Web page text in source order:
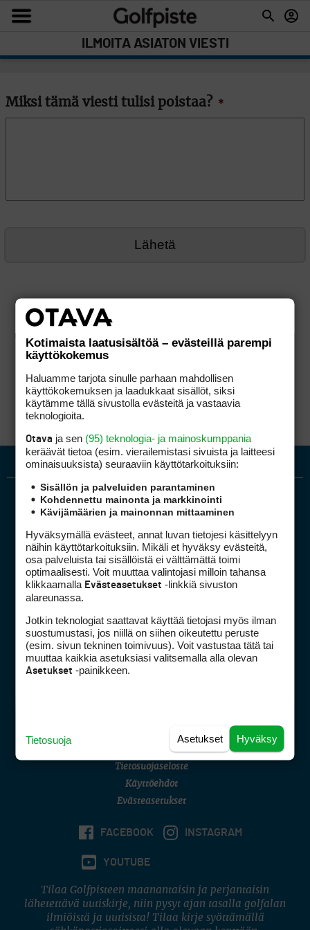
ILMOITA ASIATON VIESTI
Miksi tämä viesti tulisi poistaa? *
Golfpiste mediakortti
Golfpisteen yhteystiedot
DSA avoimuusraportti
Asiakaspalvelu
(digi) digi@otavamedia.fi
Tietosuojaseloste
Käyttöehdot
Evästeasetukset
FACEBOOK INSTAGRAM
YOUTUBE
Tilaa Golfpisteen maanantaisin ja perjantaisin
lähetettävä uutiskirje, niin pysyt ajan tasalla golfalan
ilmiöistä ja uutisista! Tilaa kirje syöttämällä
Kotimaista laatusisältöä – evästeillä parempi
käyttökokemus
Haluamme tarjota sinulle parhaan mahdollisen
käyttökokemuksen ja laadukkaat sisällöt, siksi
käytämme tällä sivustolla evästeitä ja vastaavia
teknologioita.
Otava ja sen (95) teknologia- ja mainoskumppania
keräävät tietoa (esim. vierailemis­tasi sivuista ja laitteesi
ominaisuuk­sista) seuraaviin käyttötarkoituksiin:
Sisällön ja palveluiden parantaminen
Kohdennettu mainonta ja markkinointi
Kävijämäärien ja mainonnan mittaaminen
Hyväksymällä evästeet, annat luvan tietojesi käsittelyyn
näihin käyttötarkoituksiin. Mikäli et hyväksy evästeitä,
osa palveluista tai sisällöistä ei välttämättä toimi
optimaalisesti. Voit muuttaa valintojasi milloin tahansa
klikkaamalla Evästeasetukset -linkkiä sivuston
alareunassa.
Jotkin teknologiat saattavat käyttää tietojasi myös ilman
suostumustasi, jos niillä on siihen oikeutettu peruste
(esim. sivun tekninen toimivuus). Voit vastustaa tätä tai
muuttaa kaikkia asetuksiasi valitsemalla alla olevan
Asetukset -painikkeen.
Hyväksy
Asetukset
Tietosuoja